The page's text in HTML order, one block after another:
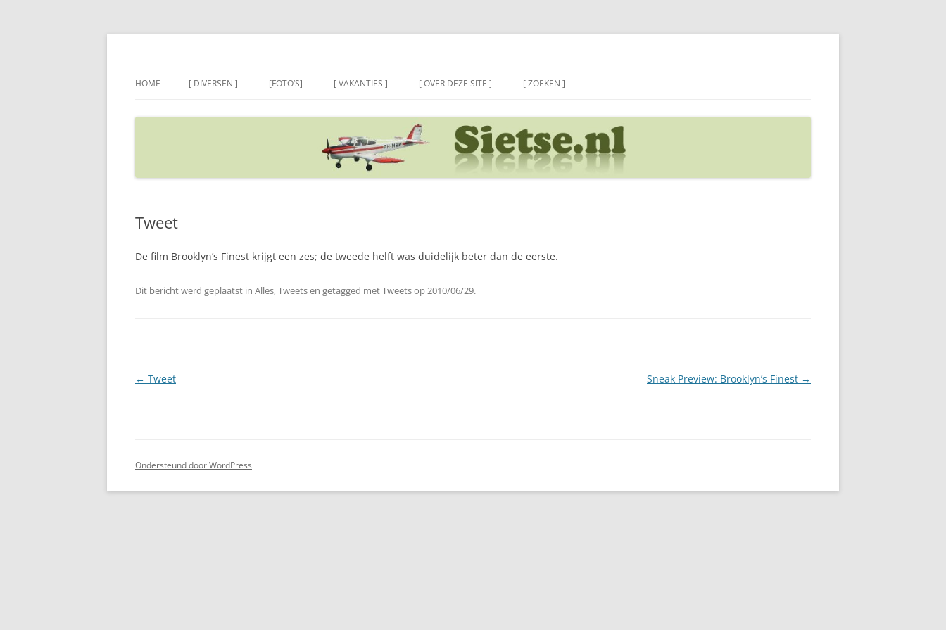
Ga
HOME [ DIVERSEN ] [FOTO’S] [ VAKANTIES ] [ OVER DEZE SITE ] [ ZOEKEN ]
Tweet
De film Brooklyn’s Finest krijgt een zes; de tweede helft was duidelijk beter dan de eerste.
Dit bericht werd geplaatst in Alles,Tweetsen getagged metTweetsop2010/06/29.
Berichtnavigatie
← Tweet Sneak Preview: Brooklyn’s Finest →
Ondersteund door WordPress